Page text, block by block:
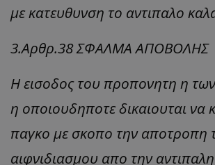
με κατευθυνση το αντιπαλο
3.Αρθρ.38 ΣΦΑΛΜΑ ΑΠΟΒΟΛΗΣ
Η εισοδος του προπονητη η
η οποιουδηποτε δικαιουται να
παγκο με σκοπο την αποτροπη
αιφνιδιασμου απο την